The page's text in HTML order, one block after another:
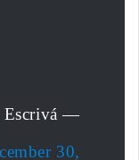
Escrivá
30,